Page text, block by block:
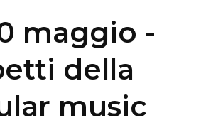
maggio -
della
music